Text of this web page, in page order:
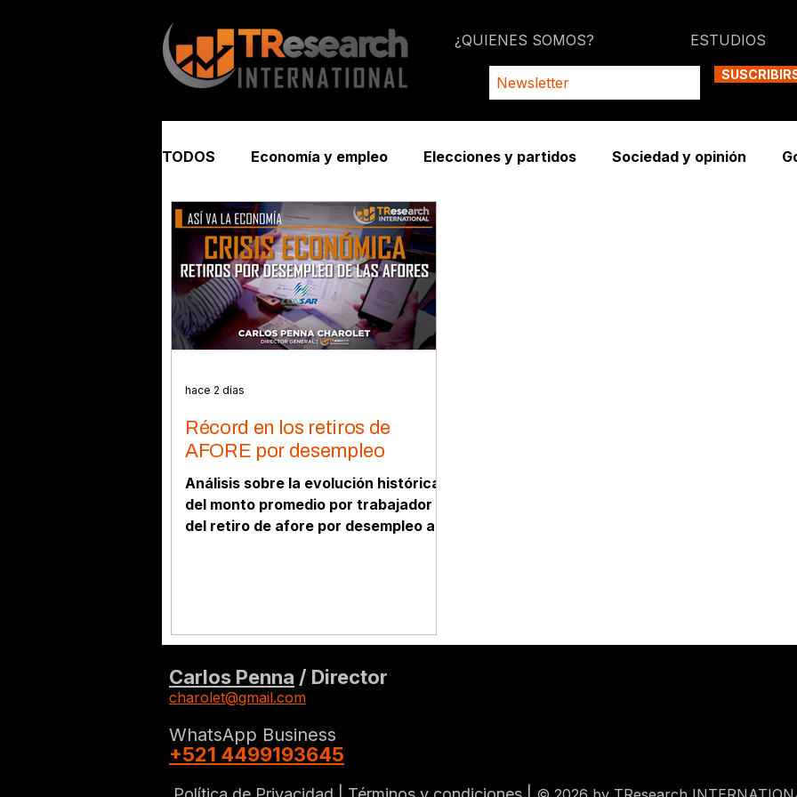
¿QUIENES SOMOS? ESTUDIOS
TODOS Economía y empleo Elecciones y partidos Sociedad y opinión
Seguridad y justicia
Récord en los retiros de
AFORE por desempleo
Análisis sobre la evolución histórica
del monto promedio por trabajador
del retiro de afore por desempleo al
hace 2 días
Carlos Penna / Director
charolet@gmail.com
WhatsApp Business
+521 4499193645